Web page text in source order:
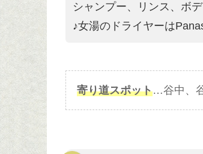
シャンプー、リンス、ボ
♪女湯のドライヤーは
寄り道スポット…谷中、